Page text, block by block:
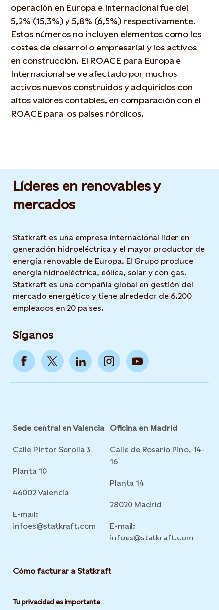
operación en Europa e Internacional fue del
5,2% (15,3%) y 5,8% (6,5%) respectivamente.
Estos números no incluyen elementos como los
costes de desarrollo empresarial y los activos
en construcción. El ROACE para Europa e
Internacional se ve afectado por muchos
activos nuevos construidos y adquiridos con
altos valores contables, en comparación con el
ROACE para los países nórdicos.
Líderes en renovables y
mercados
Statkraft es una empresa internacional líder en
generación hidroeléctrica y el mayor productor de
energía renovable de Europa. El Grupo produce
energía hidroeléctrica, eólica, solar y con gas.
Statkraft es una compañía global en gestión del
mercado energético y tiene alrededor de 6.200
empleados en 20 países.
Síganos
Sede central en Valencia
Calle Pintor Sorolla 3
Planta 10
46002 Valencia
E-mail:
infoes@statkraft.com
Oficina en Madrid
Calle de Rosario Pino, 14-
16
Planta 14
28020 Madrid
E-mail:
infoes@statkraft.com
Cómo facturar a Statkraft
Tu privacidad es importante